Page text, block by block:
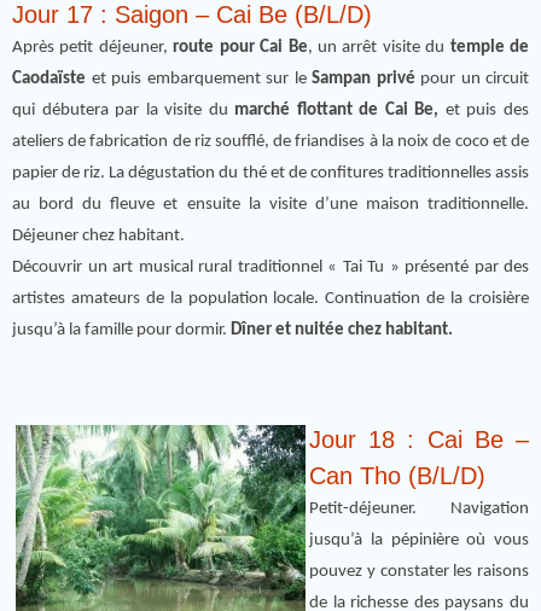
Jour 17 : Saigon – Cai Be (B/L/D)
Après petit déjeuner,route pour Cai Be, un arrêt visite du temple de
Caodaïste et puis embarquement sur le Sampan privé pour un circuit
qui débutera par la visite du marché flottant de Cai Be, et puis des
ateliers de fabrication de riz soufflé, de friandises à la noix de coco et de
papier de riz. La dégustation du thé et de confitures traditionnelles assis
au bord du fleuve et ensuite la visite d’une maison traditionnelle.
Déjeuner chez habitant.
Découvrir un art musical rural traditionnel « Tai Tu » présenté par des
artistes amateurs de la population locale. Continuation de la croisière
jusqu’à la famille pour dormir. Dîner et nuitée chez habitant.
Jour 18 : Cai Be –
Can Tho (B/L/D)
Petit-déjeuner. Navigation
jusqu’à la pépinière où vous
pouvez y constater les raisons
de la richesse des paysans du